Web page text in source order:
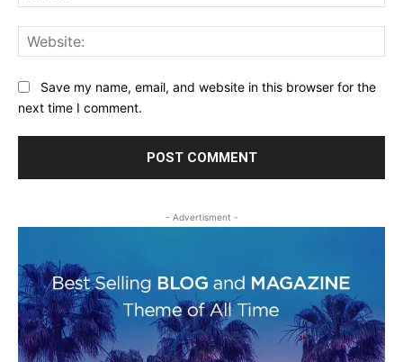
Save my name, email, and website in this browser for the
next time I comment.
- Advertisment -